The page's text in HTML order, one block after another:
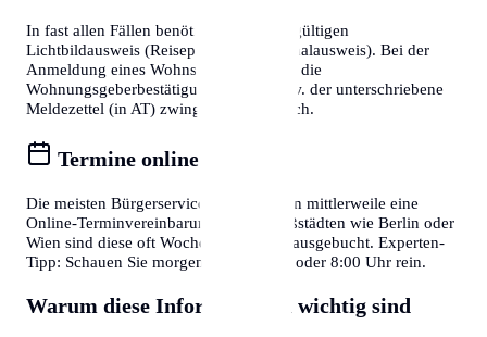
In fast allen Fällen benötigen Sie einen gültigen
Lichtbildausweis (Reisepass oder Personalausweis). Bei der
Anmeldung eines Wohnsitzes ist zudem die
Wohnungsgeberbestätigung (in DE) bzw. der unterschriebene
Meldezettel (in AT) zwingend erforderlich.
Termine online buchen
Die meisten Bürgerservice-Stellen bieten mittlerweile eine
Online-Terminvereinbarung an. In Großstädten wie Berlin oder
Wien sind diese oft Wochen im Voraus ausgebucht. Experten-
Tipp: Schauen Sie morgens gegen 7:30 oder 8:00 Uhr rein.
Warum diese Informationen wichtig sind